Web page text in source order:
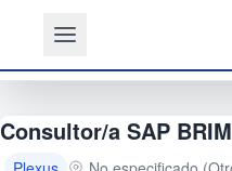
Consultor/a SAP